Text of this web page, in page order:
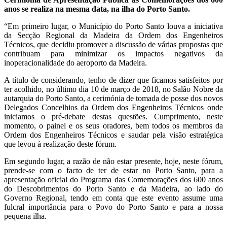
anos se realiza na mesma data, na ilha do Porto Santo.
“Em primeiro lugar, o Município do Porto Santo louva a iniciativa
da Secção Regional da Madeira da Ordem dos Engenheiros
Técnicos, que decidiu promover a discussão de várias propostas que
contribuam para minimizar os impactos negativos da
inoperacionalidade do aeroporto da Madeira.
A título de considerando, tenho de dizer que ficamos satisfeitos por
ter acolhido, no último dia 10 de março de 2018, no Salão Nobre da
autarquia do Porto Santo, a cerimónia de tomada de posse dos novos
Delegados Concelhios da Ordem dos Engenheiros Técnicos onde
iniciamos o pré-debate destas questões. Cumprimento, neste
momento, o painel e os seus oradores, bem todos os membros da
Ordem dos Engenheiros Técnicos e saudar pela visão estratégica
que levou à realização deste fórum.
Em segundo lugar, a razão de não estar presente, hoje, neste fórum,
prende-se com o facto de ter de estar no Porto Santo, para a
apresentação oficial do Programa das Comemorações dos 600 anos
do Descobrimentos do Porto Santo e da Madeira, ao lado do
Governo Regional, tendo em conta que este evento assume uma
fulcral importância para o Povo do Porto Santo e para a nossa
pequena ilha.